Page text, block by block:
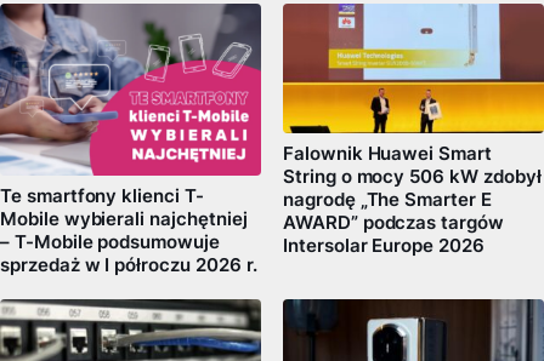
Te smartfony klienci T-
Mobile wybierali najchętniej
– T-Mobile podsumowuje
sprzedaż w I półroczu 2026 r.
Falownik Huawei Smart
String o mocy 506 kW zdobył
nagrodę „The Smarter E
AWARD” podczas targów
Intersolar Europe 2026